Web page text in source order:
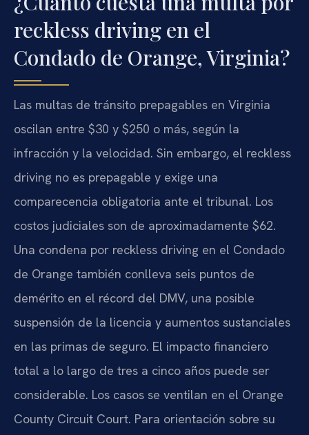
reckless driving en el
Condado de Orange, Virginia?
Las multas de tránsito prepagables en Virginia
oscilan entre $30 y $250 o más, según la
infracción y la velocidad. Sin embargo, el reckless
driving no es prepagable y exige una
comparecencia obligatoria ante el tribunal. Los
costos judiciales son de aproximadamente $62.
Una condena por reckless driving en el Condado
de Orange también conlleva seis puntos de
demérito en el récord del DMV, una posible
suspensión de la licencia y aumentos sustanciales
en las primas de seguro. El impacto financiero
total a lo largo de tres a cinco años puede ser
considerable. Los casos se ventilan en el Orange
County Circuit Court. Para orientación sobre su